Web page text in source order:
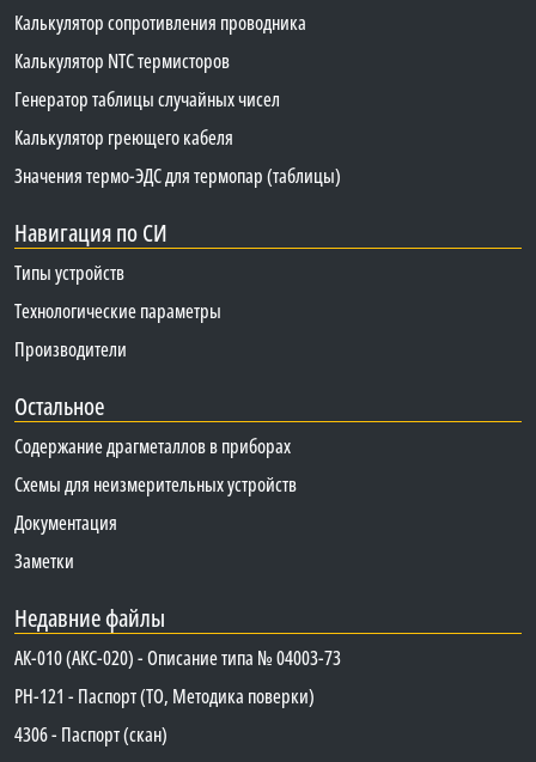
Калькулятор сопротивления проводника
Калькулятор NTC термисторов
Генератор таблицы случайных чисел
Калькулятор греющего кабеля
Значения термо-ЭДС для термопар (таблицы)
Навигация по СИ
Типы устройств
Технологические параметры
Производители
Остальное
Содержание драгметаллов в приборах
Схемы для неизмерительных устройств
Документация
Заметки
Недавние файлы
АК-010 (АКС-020) - Описание типа № 04003-73
PH-121 - Паспорт (ТО, Методика поверки)
4306 - Паспорт (скан)